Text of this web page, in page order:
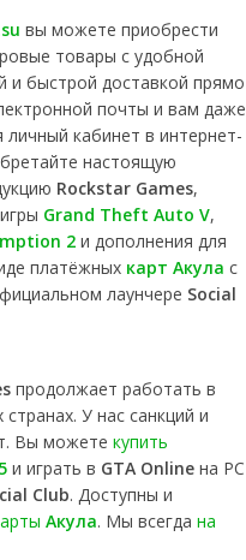
вы можете приобрести
товары с удобной
и быстрой доставкой прямо
почты и вам даже
личный кабинет в интернет-
настоящую
Rockstar Games,
Grand Theft Auto V,
2 и дополнения для
платёжных карт Акула с
лаунчере Social
продолжает работать в
странах. У нас санкций и
Вы можете купить
и играть в GTA Online на PC
Club. Доступны и
Акула. Мы всегда на